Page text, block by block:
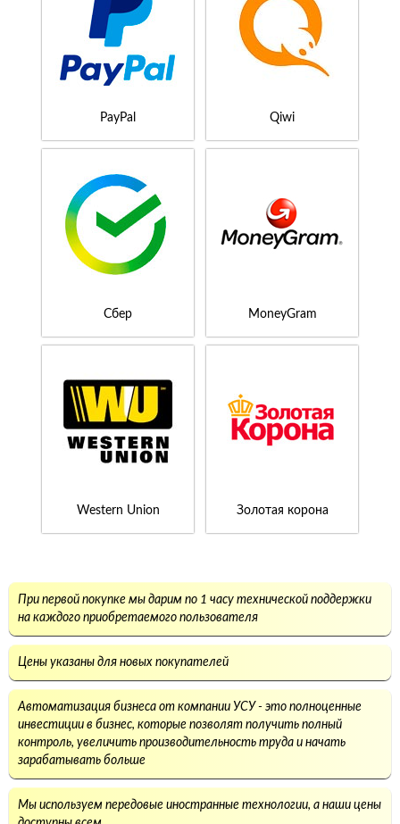
PayPal Qiwi
Сбер MoneyGram
Western Union Золотая корона
При первой покупке мы дарим по 1 часу технической поддержки
на каждого приобретаемого пользователя
Цены указаны для новых покупателей
Автоматизация бизнеса от компании УСУ - это полноценные
инвестиции в бизнес, которые позволят получить полный
контроль, увеличить производительность труда и начать
зарабатывать больше
Мы используем передовые иностранные технологии, а наши цены